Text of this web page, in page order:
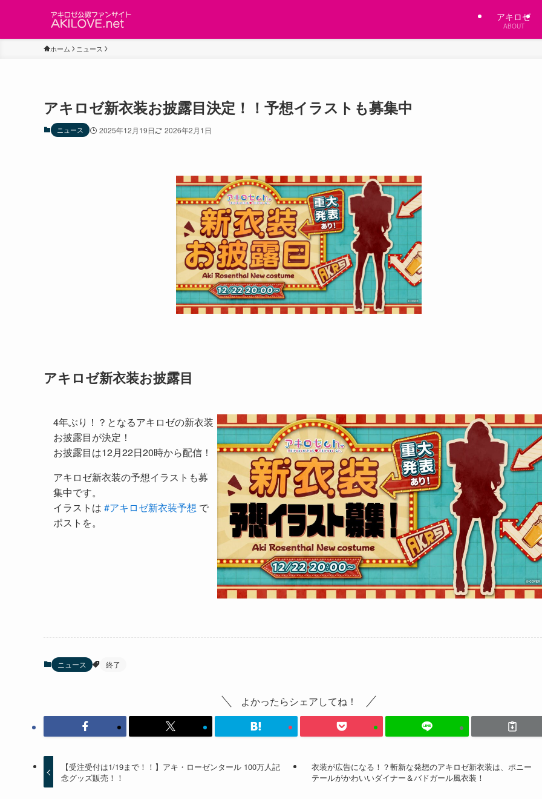
アキロゼ
ABOUT
ホーム ニュース
アキロゼ新衣装お披露目決定！！予想イラストも募集中
ニュース 2025年12月19日 2026年2月1日
アキロゼ新衣装お披露目
4年ぶり！？となるアキロゼの新衣装
お披露目が決定！
お披露目は12月22日20時から配信！
アキロゼ新衣装の予想イラストも募
集中です。
イラストは #アキロゼ新衣装予想 で
ポストを。
ニュース 終了
よかったらシェアしてね！
【受注受付は1/19まで！！】アキ・ローゼンタール 100万人記
念グッズ販売！！
衣装が広告になる！？斬新な発想のアキロゼ新衣装は、ポニー
テールがかわいいダイナー＆バドガール風衣装！